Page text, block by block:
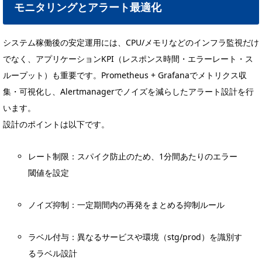
モニタリングとアラート最適化
システム稼働後の安定運用には、CPU/メモリなどのインフラ監視だけ
でなく、アプリケーションKPI（レスポンス時間・エラーレート・ス
ループット）も重要です。Prometheus + Grafanaでメトリクス収
集・可視化し、Alertmanagerでノイズを減らしたアラート設計を行
います。
設計のポイントは以下です。
レート制限：スパイク防止のため、1分間あたりのエラー
閾値を設定
ノイズ抑制：一定期間内の再発をまとめる抑制ルール
ラベル付与：異なるサービスや環境（stg/prod）を識別す
るラベル設計